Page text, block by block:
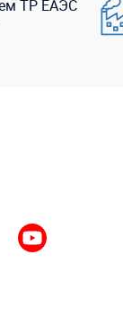
ТР ЕАЭС